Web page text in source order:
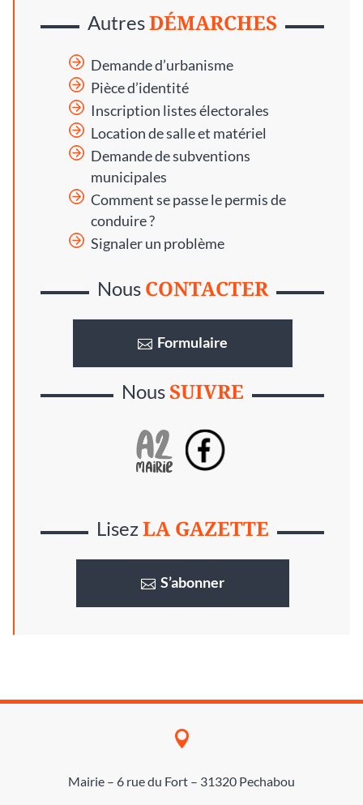
AutresDÉMARCHES
Demande d’urbanisme
Pièce d’identité
Inscription listes électorales
Location de salle et matériel
Demande de subventions
municipales
Comment se passe le permis de
conduire ?
Signaler un problème
Nous CONTACTER
Formulaire
NousSUIVRE
LisezLA GAZETTE
S’abonner

Mairie – 6 rue du Fort – 31320 Pechabou